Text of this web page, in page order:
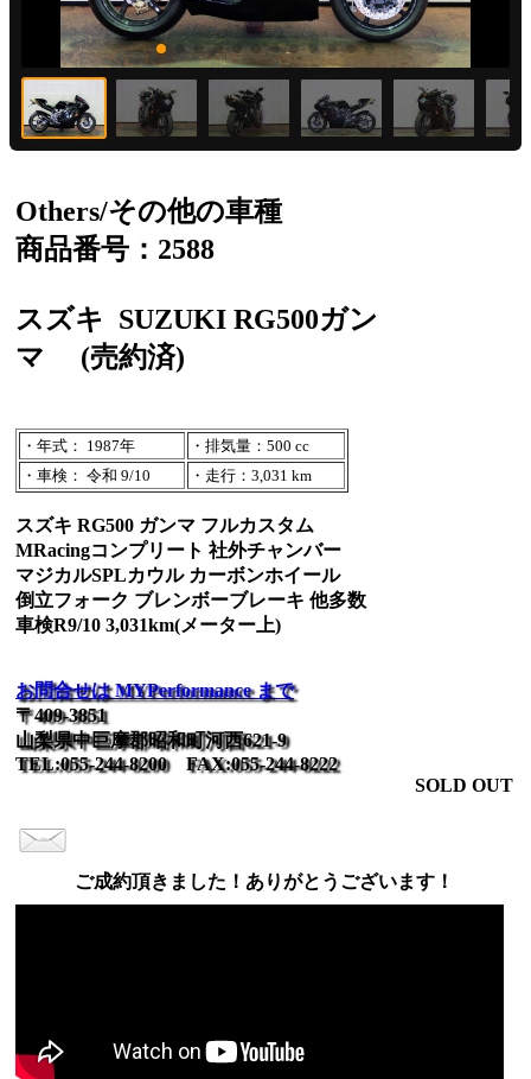
Others/その他の車種
商品番号：2588
スズキ SUZUKI RG500ガン
マ
(売約済)
・年式： 1987年
・排気量：500 cc
・車検： 令和 9/10
・走行：3,031 km
スズキ RG500 ガンマ フルカスタム
MRacingコンプリート 社外チャンバー
マジカルSPLカウル カーボンホイール
倒立フォーク ブレンボーブレーキ 他多数
車検R9/10 3,031km(メーター上)
お問合せは MYPerformance まで
〒409-3851
山梨県中巨摩郡昭和町河西621-9
TEL:055-244-8200 FAX:055-244-8222
SOLD OUT
ご成約頂きました！ありがとうございます！